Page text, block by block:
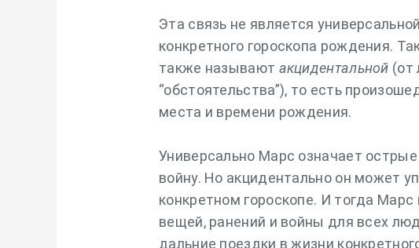
Эта связь не является
конкретного гороскопа рождения.
также называют акцидентальной (от
“обстоятельства”), то есть
места и времени рождения.
Универсально Марс означает
войну. Но акцидентально он может
конкретном гороскопе. И тогда
вещей, ранений и войны для всех
дальние поездки в жизни